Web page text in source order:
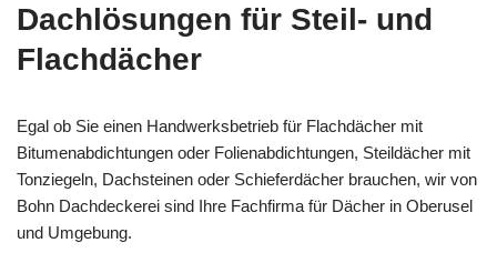
Dachlösungen für Steil- und
Flachdächer
Egal ob Sie einen Handwerksbetrieb für Flachdächer mit
Bitumenabdichtungen oder Folienabdichtungen, Steildächer mit
Tonziegeln, Dachsteinen oder Schieferdächer brauchen, wir von
Bohn Dachdeckerei sind Ihre Fachfirma für Dächer in Oberusel
und Umgebung.